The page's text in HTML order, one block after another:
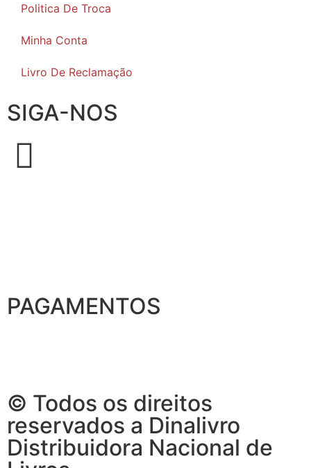
Politica De Troca
Minha Conta
Livro De Reclamação
SIGA-NOS
PAGAMENTOS
© Todos os direitos
reservados a Dinalivro
Distribuidora Nacional de